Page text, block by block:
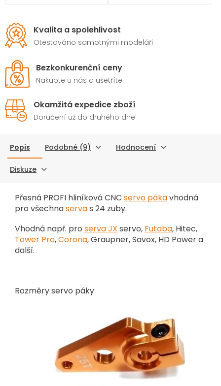
Kvalita a spolehlivost
Otestováno samotnými modeláři
Bezkonkurenční ceny
Nakupte u nás a ušetříte
Okamžitá expedice zboží
Doručení už do druhého dne
Popis Podobné (9) Hodnocení
Diskuze
Přesná PROFI hliníková CNC servo pákavhodná
pro všechnaservas 24 zuby.
Vhodná např. pro serva JX servo, Futaba, Hitec,
Tower Pro,Corona, Graupner, Savox, HD Power a
další.
Rozměry servo páky